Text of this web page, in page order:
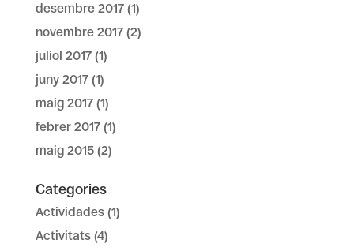
desembre 2017(1)
novembre 2017(2)
juliol 2017(1)
juny 2017(1)
maig 2017(1)
febrer 2017(1)
maig 2015(2)
Categories
Actividades(1)
Activitats(4)